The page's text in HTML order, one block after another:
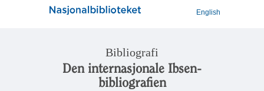
English
Bibliografi
Den internasjonale Ibsen-
bibliografien